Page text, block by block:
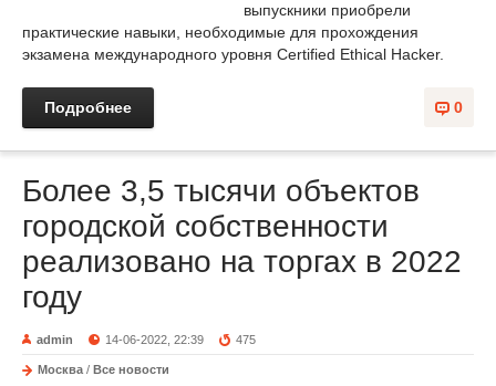
выпускники приобрели
практические навыки, необходимые для прохождения
экзамена международного уровня Certified Ethical Hacker.
0
Подробнее
Более 3,5 тысячи объектов
городской собственности
реализовано на торгах в 2022
году
admin 14-06-2022, 22:39 475
Москва / Все новости